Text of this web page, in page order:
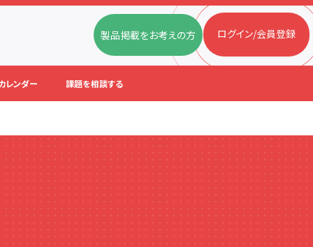
製品掲載をお考えの方 ログイン/会員登録
レンダー 課題を相談する